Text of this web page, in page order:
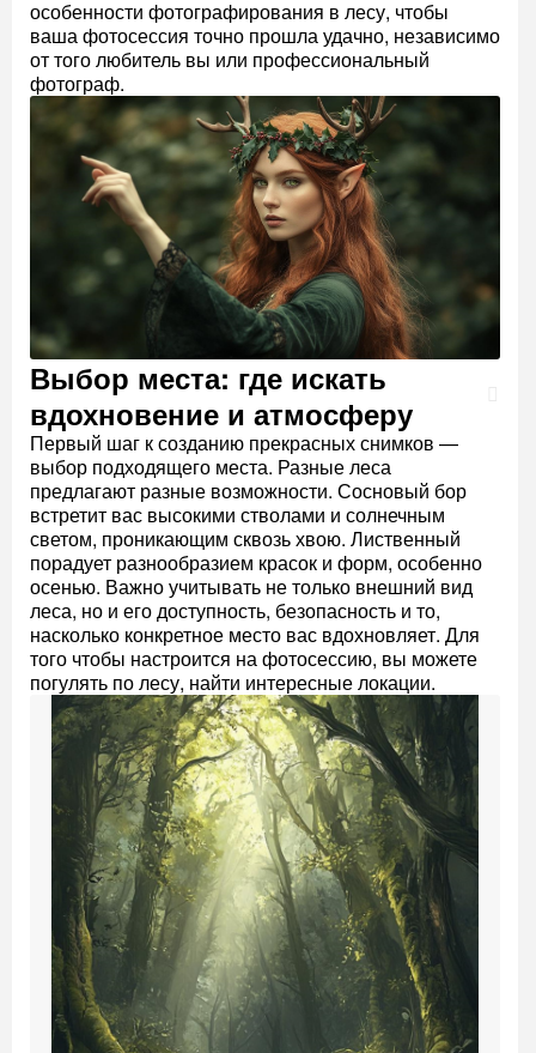
особенности фотографирования в лесу, чтобы
ваша фотосессия точно прошла удачно, независимо
от того любитель вы или профессиональный
фотограф.
Выбор места: где искать
вдохновение и атмосферу
Первый шаг к созданию прекрасных снимков —
выбор подходящего места. Разные леса
предлагают разные возможности. Сосновый бор
встретит вас высокими стволами и солнечным
светом, проникающим сквозь хвою. Лиственный
порадует разнообразием красок и форм, особенно
осенью. Важно учитывать не только внешний вид
леса, но и его доступность, безопасность и то,
насколько конкретное место вас вдохновляет. Для
того чтобы настроится на фотосессию, вы можете
погулять по лесу, найти интересные локации.